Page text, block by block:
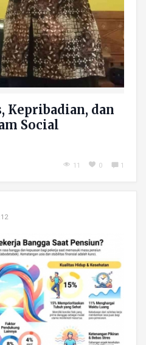
Kepribadian, dan
Social
11 0 1